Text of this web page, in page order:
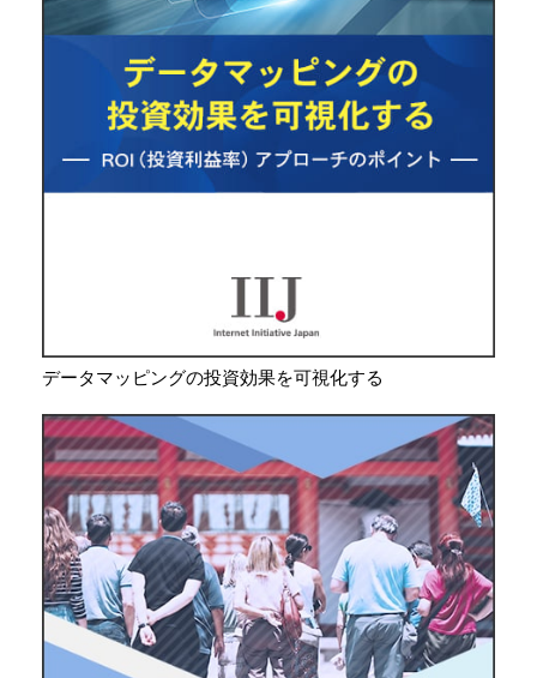
データマッピングの投資効果を可視化する